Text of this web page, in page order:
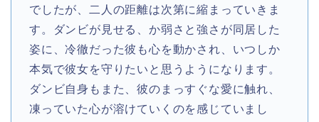
でしたが、二人の距離は次第に縮まっていきま
す。ダンビが見せる、か弱さと強さが同居した
姿に、冷徹だった彼も心を動かされ、いつしか
本気で彼女を守りたいと思うようになります。
ダンビ自身もまた、彼のまっすぐな愛に触れ、
凍っていた心が溶けていくのを感じていまし